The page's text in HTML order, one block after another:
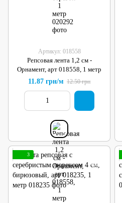
Артикул: 018558
Репсовая лента 1,2 см -
Орнамент, арт 018558, 1 метр
11.87 грн/м 12.50 грн
3